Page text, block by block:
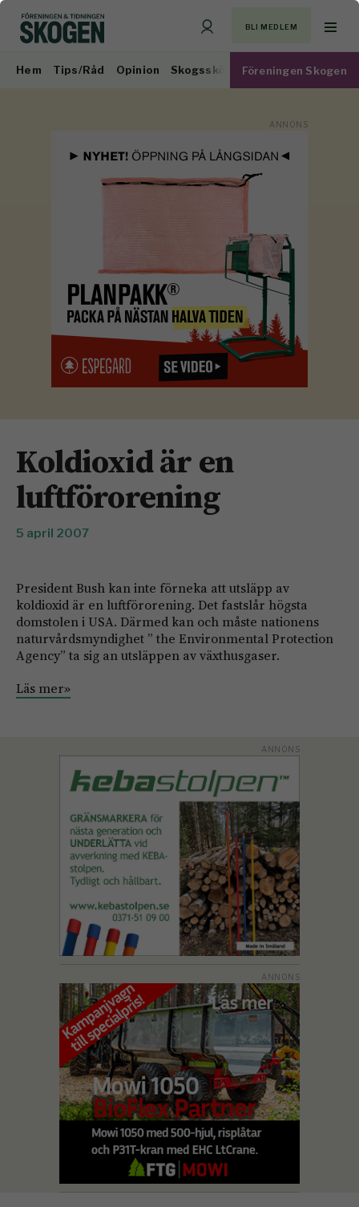
BLI MEDLEM
Hem Tips/Råd Opinion Skogsskötsel Virkesmarknad
Föreningen Skogen
Koldioxid är en
luftförorening
5 april 2007
President Bush kan inte förneka att utsläpp av
koldioxid är en luftförorening. Det fastslår högsta
domstolen i USA. Därmed kan och måste nationens
naturvårdsmyndighet ” the Environmental Protection
Agency” ta sig an utsläppen av växthusgaser.
Läs mer»